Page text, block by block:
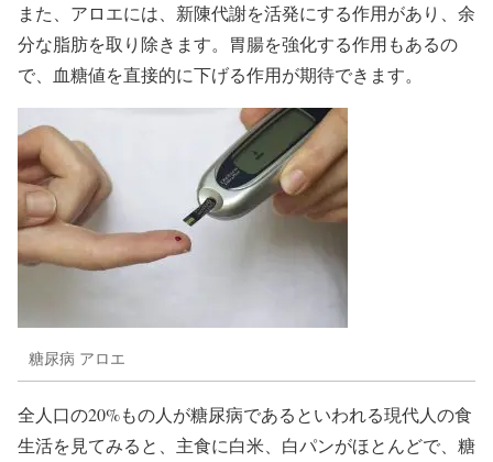
また、アロエには、新陳代謝を活発にする作用があり、余
分な脂肪を取り除きます。胃腸を強化する作用もあるの
で、血糖値を直接的に下げる作用が期待できます。
糖尿病 アロエ
全人口の20%もの人が糖尿病であるといわれる現代人の食
生活を見てみると、主食に白米、白パンがほとんどで、糖